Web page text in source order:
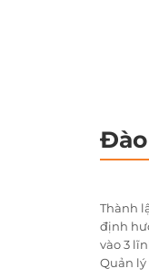
Thành
định
vào 3
Quản lý